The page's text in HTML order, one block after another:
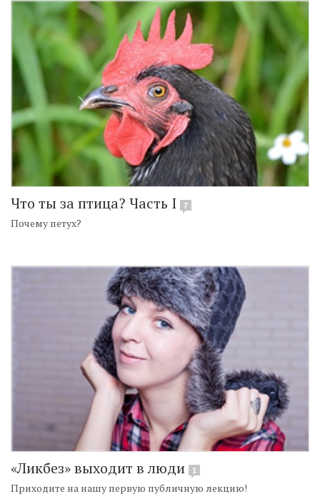
Что ты за птица? Часть I 7
Почему петух?
«Ликбез» выходит в люди 1
Приходите на нашу первую публичную лекцию!